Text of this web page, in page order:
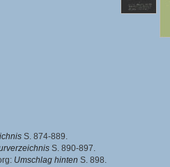
S. 874-889.
S. 890-897.
: Umschlag hinten S. 898.